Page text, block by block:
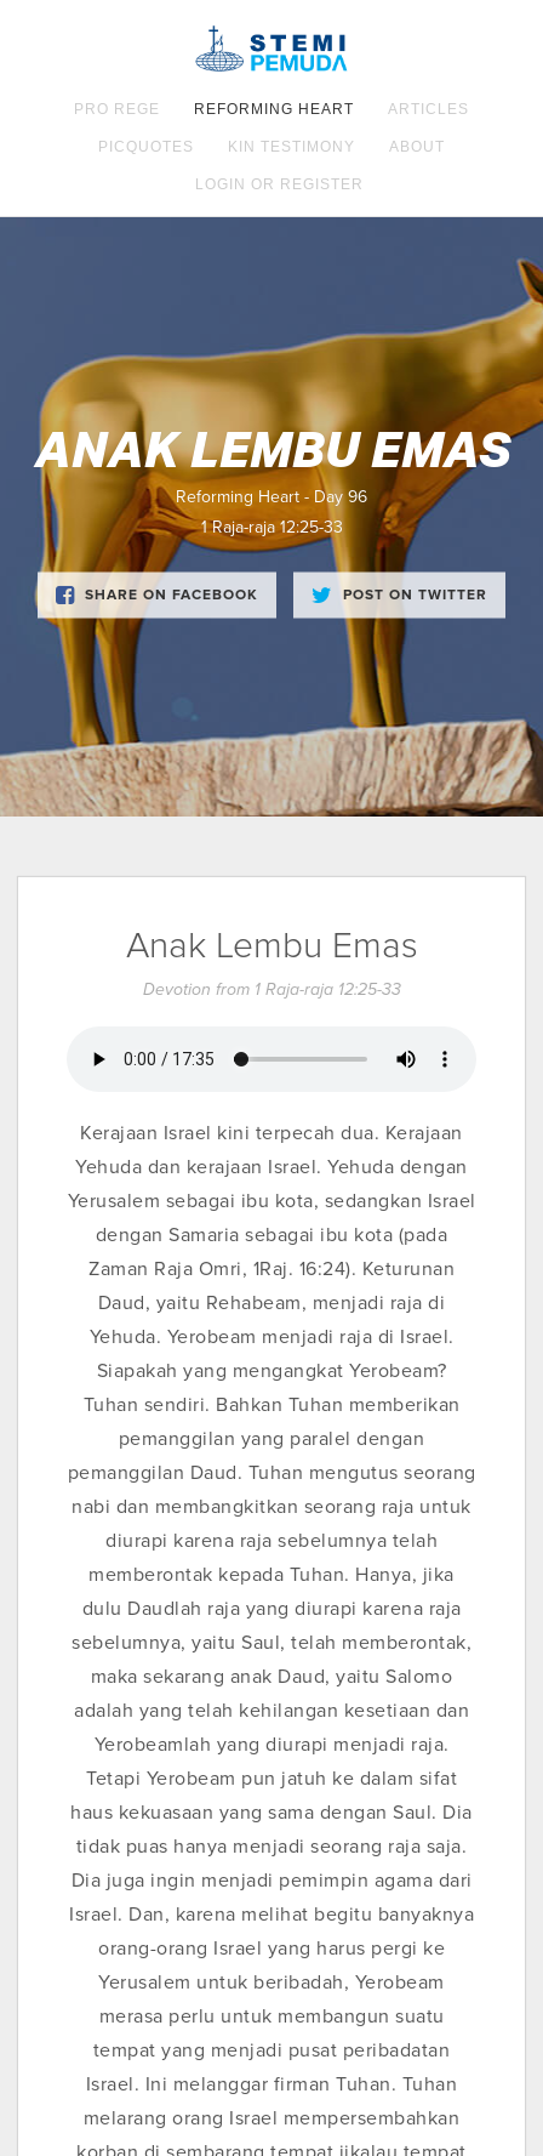
PRO REGE REFORMING HEART ARTICLES
PICQUOTES KIN TESTIMONY ABOUT
LOGIN OR REGISTER
ANAK LEMBU EMAS
Reforming Heart - Day 96
1 Raja-raja 12:25-33
SHARE ON FACEBOOK POST ON TWITTER
Anak Lembu Emas
Devotion from 1 Raja-raja 12:25-33
Kerajaan Israel kini terpecah dua. Kerajaan
Yehuda dan kerajaan Israel. Yehuda dengan
Yerusalem sebagai ibu kota, sedangkan Israel
dengan Samaria sebagai ibu kota (pada
Zaman Raja Omri, 1Raj. 16:24). Keturunan
Daud, yaitu Rehabeam, menjadi raja di
Yehuda. Yerobeam menjadi raja di Israel.
Siapakah yang mengangkat Yerobeam?
Tuhan sendiri. Bahkan Tuhan memberikan
pemanggilan yang paralel dengan
pemanggilan Daud. Tuhan mengutus seorang
nabi dan membangkitkan seorang raja untuk
diurapi karena raja sebelumnya telah
memberontak kepada Tuhan. Hanya, jika
dulu Daudlah raja yang diurapi karena raja
sebelumnya, yaitu Saul, telah memberontak,
maka sekarang anak Daud, yaitu Salomo
adalah yang telah kehilangan kesetiaan dan
Yerobeamlah yang diurapi menjadi raja.
Tetapi Yerobeam pun jatuh ke dalam sifat
haus kekuasaan yang sama dengan Saul. Dia
tidak puas hanya menjadi seorang raja saja.
Dia juga ingin menjadi pemimpin agama dari
Israel. Dan, karena melihat begitu banyaknya
orang-orang Israel yang harus pergi ke
Yerusalem untuk beribadah, Yerobeam
merasa perlu untuk membangun suatu
tempat yang menjadi pusat peribadatan
Israel. Ini melanggar firman Tuhan. Tuhan
melarang orang Israel mempersembahkan